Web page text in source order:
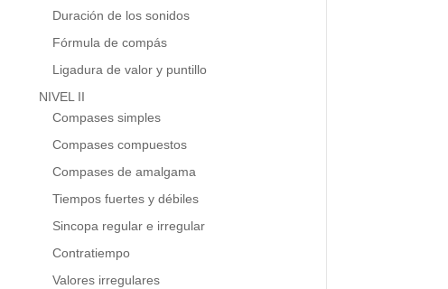
Duración de los sonidos
Fórmula de compás
Ligadura de valor y puntillo
NIVEL II
Compases simples
Compases compuestos
Compases de amalgama
Tiempos fuertes y débiles
Sincopa regular e irregular
Contratiempo
Valores irregulares